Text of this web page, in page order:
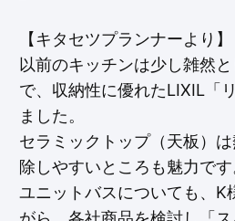
【キタセツプランナーより】
以前のキッチンは少し雑然
で、収納性に優れたLIXIL「
ました。
セラミックトップ（天板）
除しやすいところも魅力です
ユニットバスについても、K